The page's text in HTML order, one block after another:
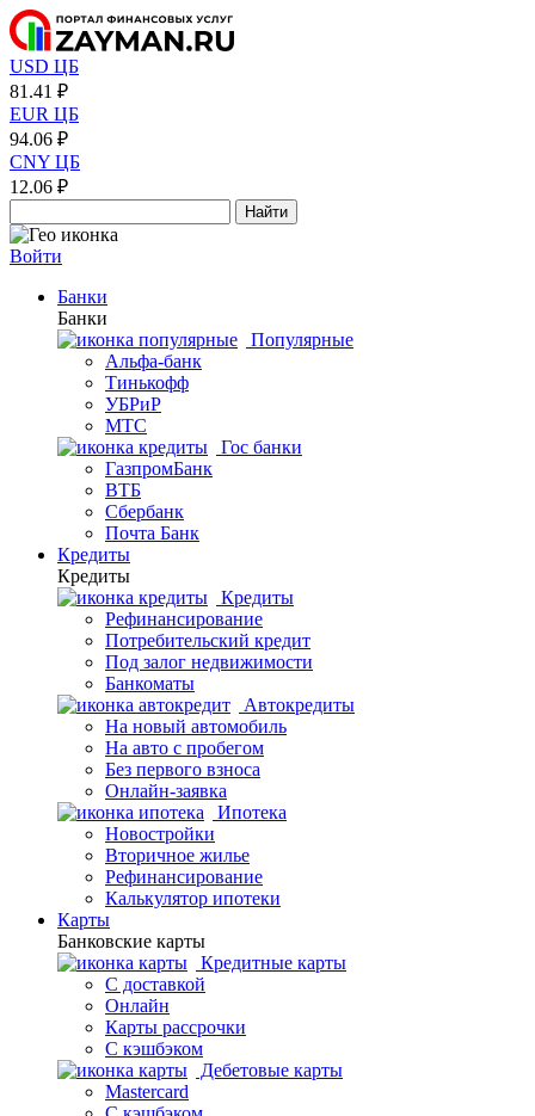
USD ЦБ
81.41 ₽
EUR ЦБ
94.06 ₽
CNY ЦБ
12.06 ₽
Найти
Войти
Банки
Банки
Популярные
Альфа-банк
Тинькофф
УБРиР
МТС
Гос банки
ГазпромБанк
ВТБ
Сбербанк
Почта Банк
Кредиты
Кредиты
Кредиты
Рефинансирование
Потребительский кредит
Под залог недвижимости
Банкоматы
Автокредиты
На новый автомобиль
На авто с пробегом
Без первого взноса
Онлайн-заявка
Ипотека
Новостройки
Вторичное жилье
Рефинансирование
Калькулятор ипотеки
Карты
Банковские карты
Кредитные карты
С доставкой
Онлайн
Карты рассрочки
С кэшбэком
Дебетовые карты
Mastercard